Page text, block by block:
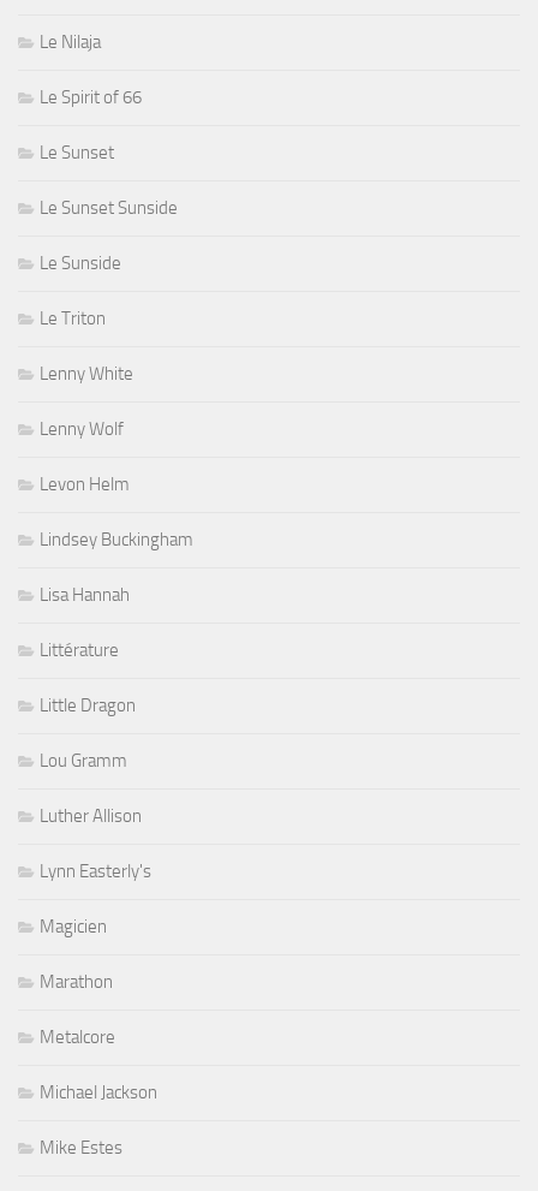
Le Nilaja
Le Spirit of 66
Le Sunset
Le Sunset Sunside
Le Sunside
Le Triton
Lenny White
Lenny Wolf
Levon Helm
Lindsey Buckingham
Lisa Hannah
Littérature
Little Dragon
Lou Gramm
Luther Allison
Lynn Easterly's
Magicien
Marathon
Metalcore
Michael Jackson
Mike Estes